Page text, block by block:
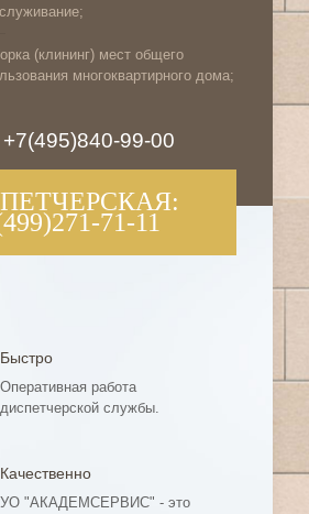
(клининг) мест общего
многоквартирного дома;
+7(495)840-99-00
71-11
Быстро
Оперативная работа
диспетчерской службы.
Качественно
УО "АКАДЕМСЕРВИС" - это